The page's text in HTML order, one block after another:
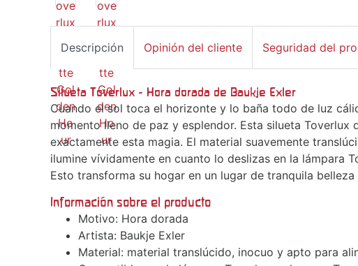
Descripción Opinión del cliente Seguridad del
Silueta Toverlux - Hora dorada de Baukje Exler
Cuando el sol toca el horizonte y lo baña todo de luz
momento lleno de paz y esplendor. Esta silueta Toverlux
exactamente esta magia. El material suavemente
ilumine vívidamente en cuanto lo deslizas en la lámpara
Esto transforma su hogar en un lugar de tranquila belleza
Información sobre el producto
Motivo: Hora dorada
Artista: Baukje Exler
Material: material translúcido, inocuo y apto para